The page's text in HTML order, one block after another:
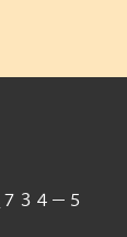
３４－５